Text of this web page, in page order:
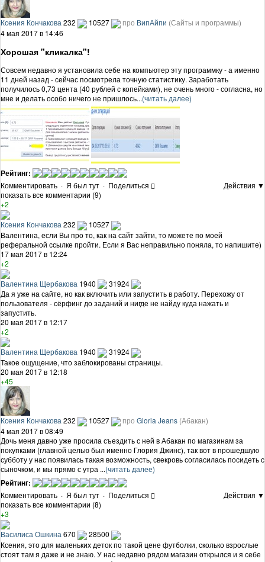
Ксения Кончакова 232 10527 про ВипАйпи (Сайты и программы)
4 мая 2017 в 14:46
Хорошая "кликалка"!
Совсем недавно я установила себе на компьютер эту программку - а именно
11 дней назад - сейчас посмотрела точную статистику. Заработать
получилось 0,73 цента (40 рублей с копейками), не очень много - согласна, но
мне и делать особо ничего не пришлось...(читать далее)
Рейтинг:
Комментировать · Я был тут · Поделиться
Действия ▼
показать все комментарии (9)
+2
Ксения Кончакова 232
10527
Валентина, если Вы про то, как на сайт зайти, то можете по моей
реферальной ссылке пройти. Если я Вас неправильно поняла, то напишите)
17 мая 2017 в 12:24
+2
Валентина Щербакова 1940
31924
Да я уже на сайте, но как включить или запустить в работу. Перехожу от
пользователя - сёрфинг до заданий и нигде не найду куда нажать и
запустить.
20 мая 2017 в 12:17
+2
Валентина Щербакова 1940
31924
Такое ощущение, что заблокированы страницы.
20 мая 2017 в 12:18
+45
Ксения Кончакова 232 10527 про Gloria Jeans (Абакан)
4 мая 2017 в 08:49
Дочь меня давно уже просила съездить с ней в Абакан по магазинам за
покупками (главной целью был именно Глория Джинс), так вот в прошедшую
субботу у нас появилась такая возможность, свекровь согласилась посидеть с
сыночком, и мы прямо с утра ...(читать далее)
Рейтинг:
Комментировать · Я был тут · Поделиться
Действия ▼
показать все комментарии (8)
+3
Василиса Ошкина 670
28500
Ксения, это для маленьких деток по такой цене футболки, сколько взрослые
стоят там я даже и не знаю. У нас недавно рядом магазин открылся и я себе